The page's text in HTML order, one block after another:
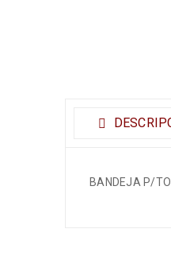
BANDEJA P/